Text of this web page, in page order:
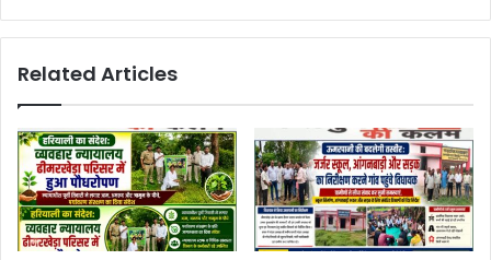
Related Articles